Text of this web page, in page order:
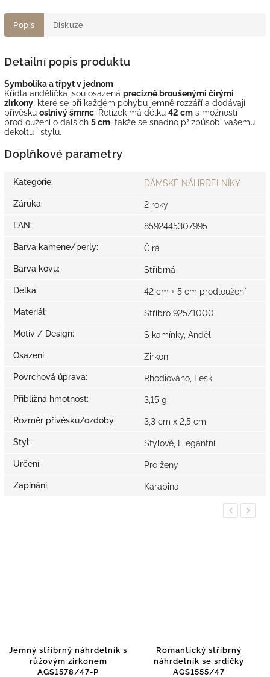
Popis Diskuze
Detailní popis produktu
Symbolika a třpyt v jednom
Křídla andělíčka jsou osazená precizně broušenými čirými
zirkony , které se při každém pohybu jemně rozzáří a dodávají
přívěsku oslnivý šmrnc. Řetízek má délku 42 cm s možností
prodloužení o dalších 5 cm , takže se snadno přizpůsobí vašemu
dekoltu i stylu.
Doplňkové parametry
Kategorie: DÁMSKÉ NÁHRDELNÍKY
Záruka: 2 roky
EAN: 8592445307995
Barva kamene/perly: Čirá
Barva kovu: Stříbrná
Délka: 42 cm + 5 cm prodloužení
Materiál: Stříbro 925/1000
Motiv / Design: S kamínky, Anděl
Osazení: Zirkon
Povrchová úprava: Rhodiováno, Lesk
Přibližná hmotnost: 3,15 g
Rozměr přívěsku/ozdoby: 3,3 cm x 2,5 cm
Styl: Stylové, Elegantní
Určení: Pro ženy
Zapínání: Karabina
Previous
Jemný stříbrný náhrdelník s
růžovým zirkonem
AGS1578/47-P
Romantický stříbrný
náhrdelník se srdíčky
AGS1555/47
Next